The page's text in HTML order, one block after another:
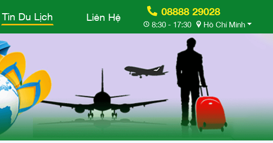
Tin Du Lịch Liên Hệ 08888 29028
8:30 - 17:30 Hồ Chí Minh